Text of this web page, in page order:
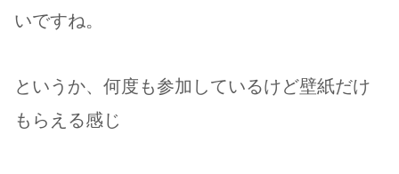
いですね。
というか、何度も参加しているけど壁紙だけ
もらえる感じ